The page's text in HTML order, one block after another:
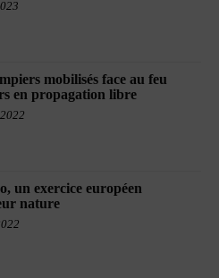
mobilisés face au feu
en propagation libre
un exercice européen
nature